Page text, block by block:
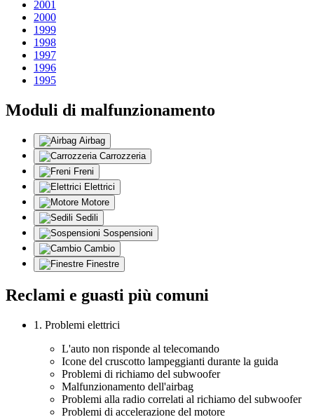
2001
2000
1999
1998
1997
1996
1995
Moduli di malfunzionamento
Airbag
Carrozzeria
Freni
Elettrici
Motore
Sedili
Sospensioni
Cambio
Finestre
Reclami e guasti più comuni
1. Problemi elettrici
L'auto non risponde al telecomando
Icone del cruscotto lampeggianti durante la guida
Problemi di richiamo del subwoofer
Malfunzionamento dell'airbag
Problemi alla radio correlati al richiamo del subwoofer
Problemi di accelerazione del motore